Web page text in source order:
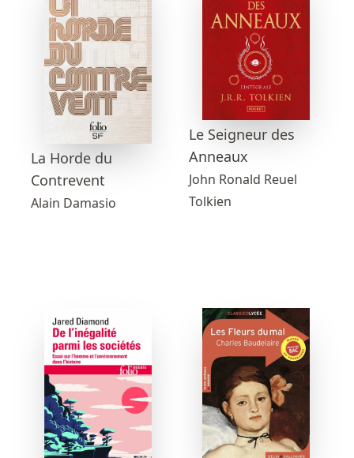
La Horde du
Contrevent
Alain Damasio
Le Seigneur des
Anneaux
John Ronald Reuel
Tolkien